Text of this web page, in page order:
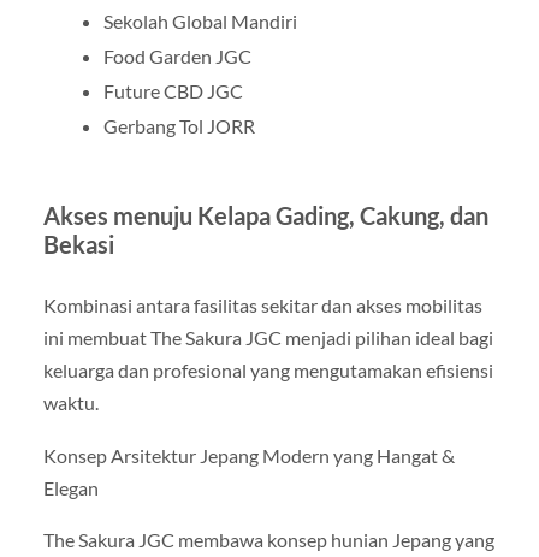
Sekolah Global Mandiri
Food Garden JGC
Future CBD JGC
Gerbang Tol JORR
Akses menuju Kelapa Gading, Cakung, dan
Bekasi
Kombinasi antara fasilitas sekitar dan akses mobilitas
ini membuat The Sakura JGC menjadi pilihan ideal bagi
keluarga dan profesional yang mengutamakan efisiensi
waktu.
Konsep Arsitektur Jepang Modern yang Hangat &
Elegan
The Sakura JGC membawa konsep hunian Jepang yang